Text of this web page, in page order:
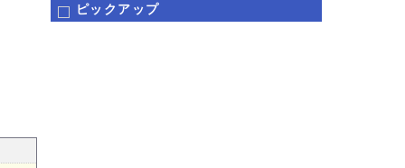
ピックアップ